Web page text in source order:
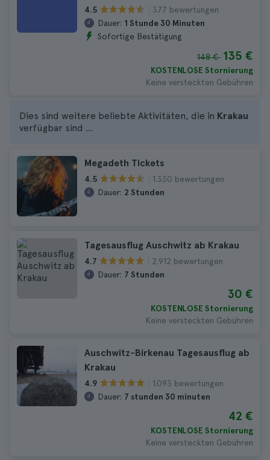
4.5
377 bewertungen
Dauer: 1 Stunde 30 Minuten
Sofortige Bestätigung
148 € 135 €
KOSTENLOSE Stornierung
Keine versteckten Gebühren
Dies sind weitere beliebte Aktivitäten, die in Krakau
verfügbar sind ...
Megadeth Tickets
4.5
1.330 bewertungen
Dauer: 2 Stunden
Tagesausflug Auschwitz ab Krakau
4.7
2.912 bewertungen
Dauer: 7 Stunden
30 €
KOSTENLOSE Stornierung
Keine versteckten Gebühren
Auschwitz-Birkenau Tagesausflug ab
Krakau
4.9
1.093 bewertungen
Dauer: 7 stunden 30 minuten
42 €
KOSTENLOSE Stornierung
Keine versteckten Gebühren